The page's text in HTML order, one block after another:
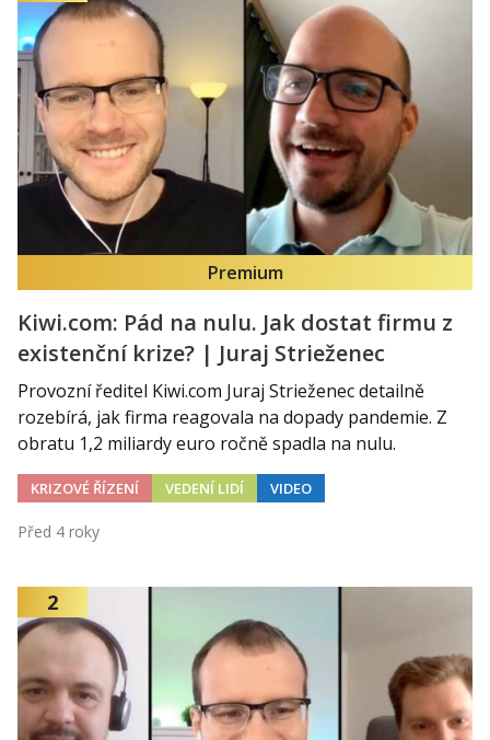
Premium
Kiwi.com: Pád na nulu. Jak dostat firmu z
existenční krize? | Juraj Strieženec
Provozní ředitel Kiwi.com Juraj Strieženec detailně
rozebírá, jak firma reagovala na dopady pandemie. Z
obratu 1,2 miliardy euro ročně spadla na nulu.
KRIZOVÉ ŘÍZENÍ VEDENÍ LIDÍ VIDEO
Před 4 roky
2